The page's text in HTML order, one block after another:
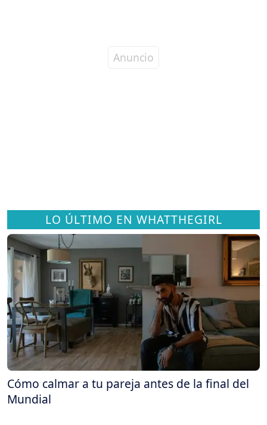
LO ÚLTIMO EN WHATTHEGIRL
Cómo calmar a tu pareja antes de la final del
Mundial